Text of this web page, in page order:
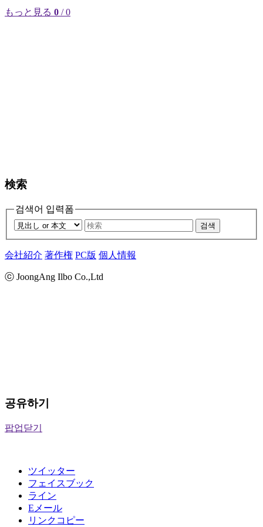
もっと見る 0 / 0
検索
검색어 입력폼
검색
会社紹介 著作権 PC版 個人情報
ⓒ JoongAng Ilbo Co.,Ltd
공유하기
팝업닫기
ツイッター
フェイスブック
ライン
Eメール
リンクコピー